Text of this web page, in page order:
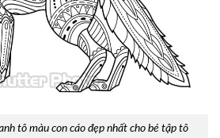
tô màu con cáo đẹp nhất cho bé tập tô